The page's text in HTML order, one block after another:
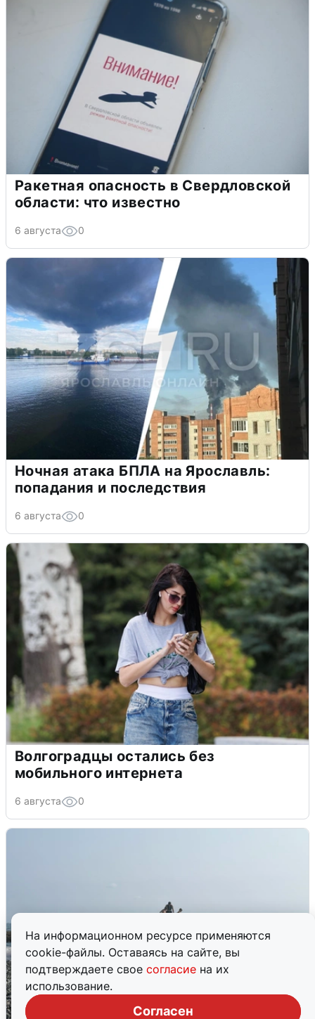
На информационном ресурсе применяются
cookie-файлы. Оставаясь на сайте, вы
подтверждаете свое согласие на их
использование.
Согласен
Ракетная опасность в Свердловской
области: что известно
6 августа 0
Ночная атака БПЛА на Ярославль:
попадания и последствия
6 августа 0
Волгоградцы остались без
мобильного интернета
6 августа 0